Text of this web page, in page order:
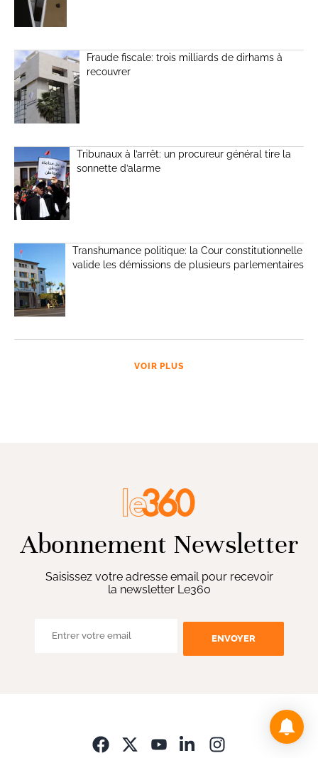
Fraude fiscale: trois milliards de dirhams à
recouvrer
Tribunaux à l’arrêt: un procureur général tire la
sonnette d’alarme
Transhumance politique: la Cour constitutionnelle
valide les démissions de plusieurs parlementaires
VOIR PLUS
Abonnement Newsletter
Saisissez votre adresse email pour recevoir
la newsletter Le360
ENVOYER
Opens in new